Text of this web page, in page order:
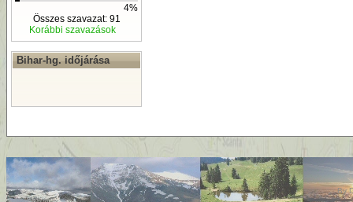
4%
Összes szavazat: 91
Korábbi szavazások
Bihar-hg. időjárása
By